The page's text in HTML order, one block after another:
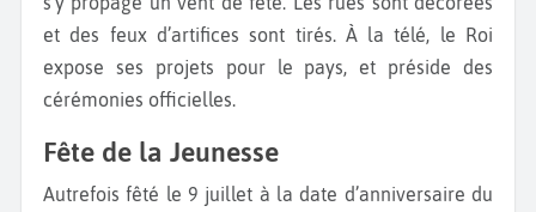
et des feux d’artifices sont tirés. À la télé, le Roi
expose ses projets pour le pays, et préside des
cérémonies officielles.
Fête de la Jeunesse
Autrefois fêté le 9 juillet à la date d’anniversaire du